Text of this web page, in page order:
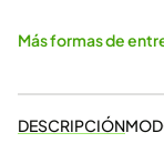
Más formas de
DESCRIPCIÓN